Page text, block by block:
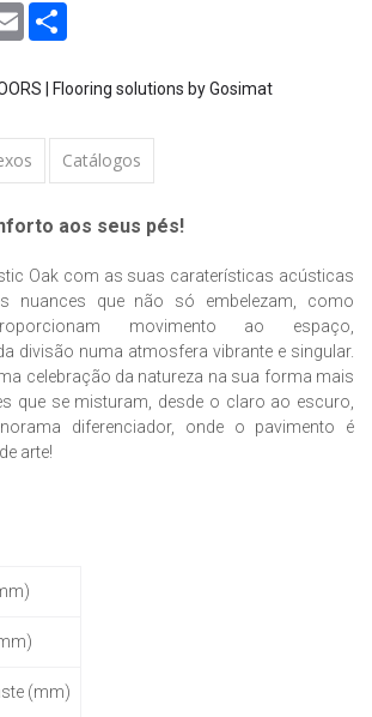
Email
Catálogos
aos seus pés!
Oak com as suas caraterísticas acústicas
nuances que não só embelezam, como
movimento ao espaço,
divisão numa atmosfera vibrante e singular.
celebração da natureza na sua forma mais
que se misturam, desde o claro ao escuro,
diferenciador, onde o pavimento é
arte!
(mm)